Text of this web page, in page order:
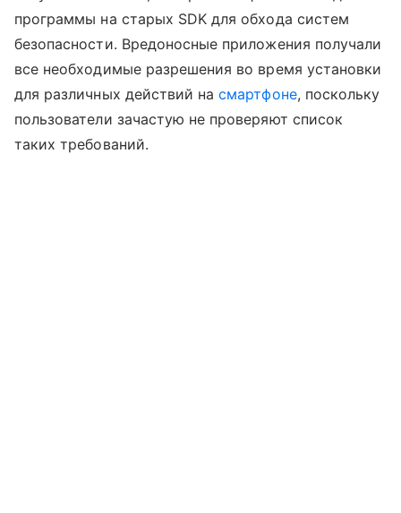
программы на старых SDK для обхода систем
безопасности. Вредоносные приложения получали
все необходимые разрешения во время установки
для различных действий насмартфоне, поскольку
пользователи зачастую не проверяют список
таких требований.